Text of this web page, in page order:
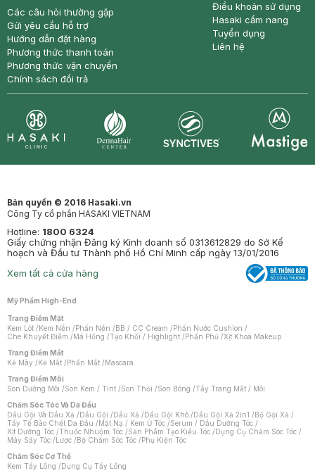
Các câu hỏi thường gặp
Gửi yêu cầu hỗ trợ
Hướng dẫn đặt hàng
Phương thức thanh toán
Phương thức vận chuyển
Chính sách đổi trả
Điều khoản sử dụng
Hasaki cẩm nang
Tuyển dụng
Liên hệ
Bản quyền © 2016 Hasaki.vn
Công Ty cổ phần HASAKI VIETNAM
Hotline: 1800 6324
Giấy chứng nhận Đăng ký Kinh doanh số 0313612829 do Sở Kế
hoạch và Đầu tư Thành phố Hồ Chí Minh cấp ngày 13/01/2016
Xem tất cả cửa hàng
Mỹ Phẩm High-End
Trang Điểm Mặt
Kem Lót /Kem Nền /Phấn Nền /BB / CC Cream /Phấn Nước Cushion /
Che Khuyết Điểm /Má Hồng /Tạo Khối / Highlight /Phấn Phủ /Xịt Khoá Makeup
Trang Điểm Mắt
Kẻ Mày /Kẻ Mắt /Phấn Mắt /Mascara
Trang Điểm Môi
Son Dưỡng Môi /Son Kem / Tint /Son Thỏi /Son Bóng /Tẩy Trang Mắt / Môi
Chăm Sóc Tóc Và Da Đầu
Dầu Gội Và Dầu Xả /Dầu Gội /Dầu Xả /Dầu Gội Khô /Dầu Gội Xả 2in1 /Bộ Gội Xả /
Tẩy Tế Bào Chết Da Đầu /Mặt Nạ / Kem Ủ Tóc /Serum / Dầu Dưỡng Tóc /
Xịt Dưỡng Tóc /Thuốc Nhuộm Tóc /Sản Phẩm Tạo Kiểu Tóc /Dụng Cụ Chăm Sóc Tóc /
Máy Sấy Tóc /Lược /Bộ Chăm Sóc Tóc /Phụ Kiện Tóc
Chăm Sóc Cơ Thể
Kem Tẩy Lông /Dụng Cụ Tẩy Lông